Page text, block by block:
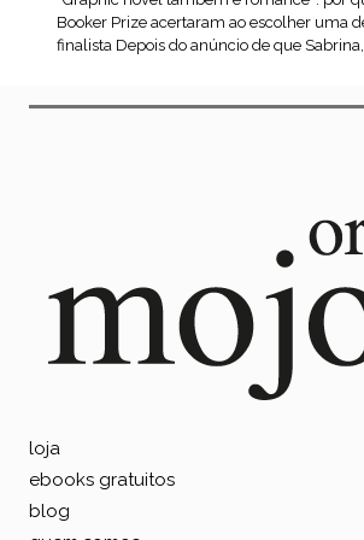
Booker Prize acertaram ao escolher uma
finalista Depois do anúncio de que Sabrina,
loja
ebooks gratuitos
blog